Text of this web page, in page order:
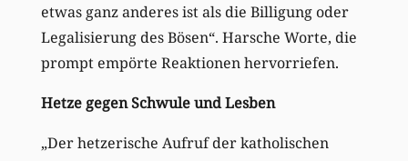
etwas ganz anderes ist als die Billigung oder
Legalisierung des Bösen“. Harsche Worte, die
prompt empörte Reaktionen hervorriefen.
Hetze gegen Schwule und Lesben
„Der hetzerische Aufruf der katholischen